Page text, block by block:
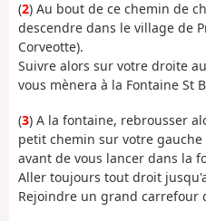
(2) Au bout de ce chemin de
descendre dans le village de
Corveotte).
Suivre alors sur votre droite
vous mènera à la Fontaine St
(3) A la fontaine, rebrousser
petit chemin sur votre
avant de vous lancer dans la
Aller toujours tout droit
Rejoindre un grand carrefour